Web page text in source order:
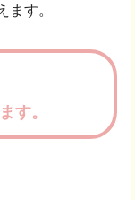
す。
す。